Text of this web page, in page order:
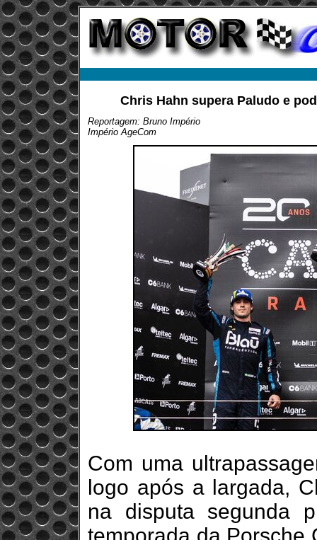
Chris Hahn supera Paludo e
Reportagem: Bruno Império
Império AgeCom
Com uma
logo após a largada,
na disputa segunda